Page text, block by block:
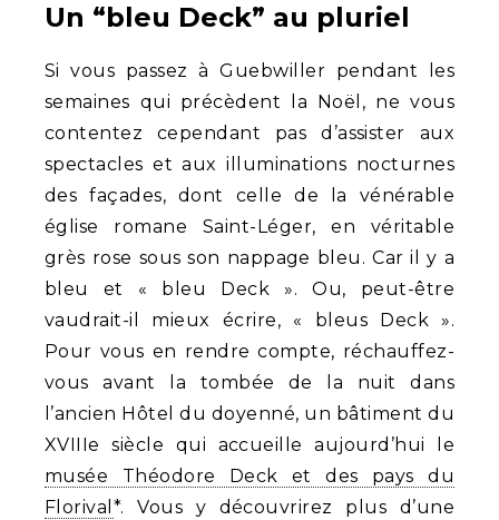
Un “bleu Deck” au pluriel
Si vous passez à Guebwiller pendant les
semaines qui précèdent la Noël, ne vous
contentez cependant pas d’assister aux
spectacles et aux illuminations nocturnes
des façades, dont celle de la vénérable
église romane Saint-Léger, en véritable
grès rose sous son nappage bleu. Car il y a
bleu et « bleu Deck ». Ou, peut-être
vaudrait-il mieux écrire, « bleus Deck ».
Pour vous en rendre compte, réchauffez-
vous avant la tombée de la nuit dans
l’ancien Hôtel du doyenné, un bâtiment du
XVIIIe siècle qui accueille aujourd’hui le
musée Théodore Deck et des pays du
Florival *. Vous y découvrirez plus d’une